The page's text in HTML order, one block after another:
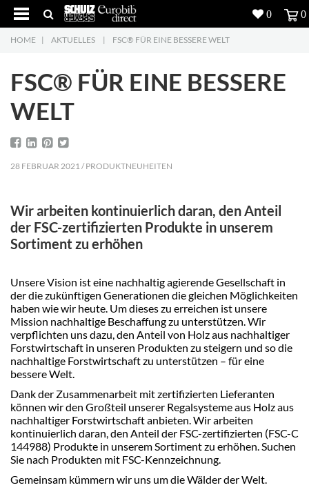
5
Produkte
Projekte
Inspiration
Download
5
Kontakt
HOME | AKTUELLES | FSC® FÜR EINE BESSERE WELT
FSC® FÜR EINE BESSERE
WELT
28 FEBRUAR 2021 / PRODUKTNEUHEITEN
Wir arbeiten kontinuierlich daran, den Anteil
der FSC-zertifizierten Produkte in unserem
Sortiment zu erhöhen
Unsere Vision ist eine nachhaltig agierende Gesellschaft in
der die zukünftigen Generationen die gleichen Möglichkeiten
haben wie wir heute. Um dieses zu erreichen ist unsere
Mission nachhaltige Beschaffung zu unterstützen. Wir
verpflichten uns dazu, den Anteil von Holz aus nachhaltiger
Forstwirtschaft in unseren Produkten zu steigern und so die
nachhaltige Forstwirtschaft zu unterstützen – für eine
bessere Welt.
Dank der Zusammenarbeit mit zertifizierten Lieferanten
können wir den Großteil unserer Regalsysteme aus Holz aus
nachhaltiger Forstwirtschaft anbieten. Wir arbeiten
kontinuierlich daran, den Anteil der FSC-zertifizierten (FSC-C
144988) Produkte in unserem Sortiment zu erhöhen. Suchen
Sie nach Produkten mit FSC-Kennzeichnung.
Gemeinsam kümmern wir uns um die Wälder der Welt.
0 0